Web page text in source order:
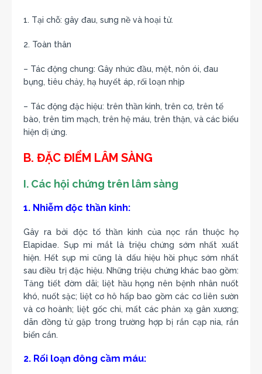
1. Tại chỗ: gây đau, sưng nề và hoại tử.
2. Toàn thân
– Tác động chung: Gây nhức đầu, mệt, nôn ói, đau
bụng, tiêu chảy, hạ huyết áp, rối loạn nhịp
– Tác động đặc hiệu: trên thần kinh, trên cơ, trên tế
bào, trên tim mạch, trên hệ máu, trên thận, và các biểu
hiện dị ứng.
B. ĐẶC ĐIỂM LÂM SÀNG
I. Các hội chứng trên lâm sàng
1. Nhiễm độc thần kinh:
Gây ra bởi độc tố thần kinh của nọc rắn thuộc họ
Elapidae. Sụp mi mắt là triệu chứng sớm nhất xuất
hiện. Hết sụp mi cũng là dấu hiệu hồi phục sớm nhất
sau điều trị đặc hiệu. Những triệu chứng khác bao gồm:
Tăng tiết đờm dãi; liệt hầu họng nên bệnh nhân nuốt
khó, nuốt sặc; liệt cơ hô hấp bao gồm các cơ liên sườn
và cơ hoành; liệt gốc chi, mất các phản xạ gân xương;
dãn đồng tử gặp trong trường hợp bị rắn cạp nia, rắn
biển cắn.
2. Rối loạn đông cầm máu: